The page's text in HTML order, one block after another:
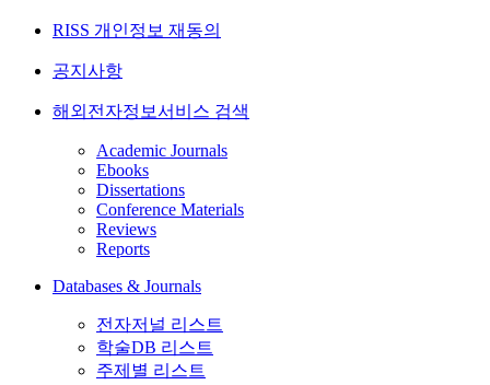
RISS 개인정보 재동의
공지사항
해외전자정보서비스 검색
Academic Journals
Ebooks
Dissertations
Conference Materials
Reviews
Reports
Databases & Journals
전자저널 리스트
학술DB 리스트
주제별 리스트